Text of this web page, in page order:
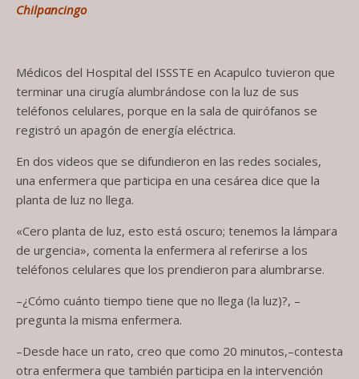
Chilpancingo
Médicos del Hospital del ISSSTE en Acapulco tuvieron que
terminar una cirugía alumbrándose con la luz de sus
teléfonos celulares, porque en la sala de quirófanos se
registró un apagón de energía eléctrica.
En dos videos que se difundieron en las redes sociales,
una enfermera que participa en una cesárea dice que la
planta de luz no llega.
«Cero planta de luz, esto está oscuro; tenemos la lámpara
de urgencia», comenta la enfermera al referirse a los
teléfonos celulares que los prendieron para alumbrarse.
–¿Cómo cuánto tiempo tiene que no llega (la luz)?, –
pregunta la misma enfermera.
–Desde hace un rato, creo que como 20 minutos,–contesta
otra enfermera que también participa en la intervención